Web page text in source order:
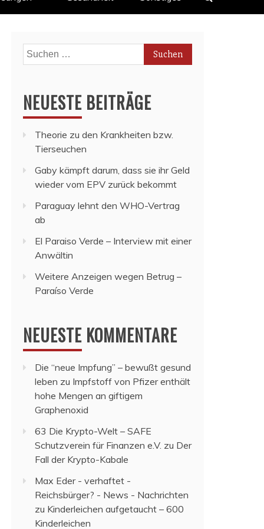
Suchen
nach:
NEUESTE BEITRÄGE
Theorie zu den Krankheiten bzw.
Tierseuchen
Gaby kämpft darum, dass sie ihr Geld
wieder vom EPV zurück bekommt
Paraguay lehnt den WHO-Vertrag
ab
El Paraiso Verde – Interview mit einer
Anwältin
Weitere Anzeigen wegen Betrug –
Paraíso Verde
NEUESTE KOMMENTARE
Die “neue Impfung” – bewußt gesund
leben zu Impfstoff von Pfizer enthält
hohe Mengen an giftigem
Graphenoxid
63 Die Krypto-Welt – SAFE
Schutzverein für Finanzen e.V. zu Der
Fall der Krypto-Kabale
Max Eder - verhaftet -
Reichsbürger? - News - Nachrichten
zu Kinderleichen aufgetaucht – 600
Kinderleichen